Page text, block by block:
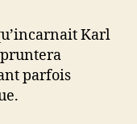
Karl
parfois